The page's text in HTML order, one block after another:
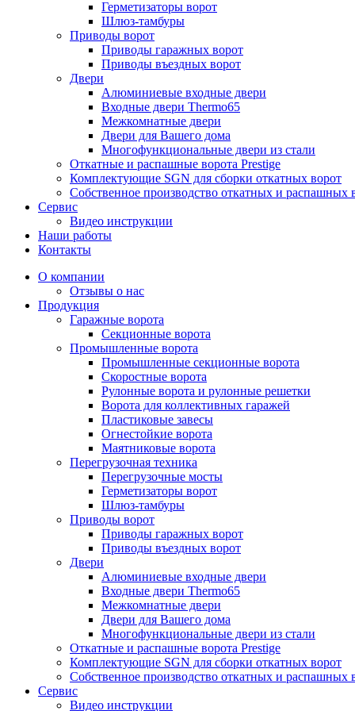
Герметизаторы ворот
Шлюз-тамбуры
Приводы ворот
Приводы гаражных ворот
Приводы въездных ворот
Двери
Алюминиевые входные двери
Входные двери Thermo65
Межкомнатные двери
Двери для Вашего дома
Многофункциональные двери из стали
Откатные и распашные ворота Prestige
Комплектующие SGN для сборки откатных ворот
Собственное производство откатных и распашных
Сервис
Видео инструкции
Наши работы
Контакты
О компании
Отзывы о нас
Продукция
Гаражные ворота
Секционные ворота
Промышленные ворота
Промышленные секционные ворота
Скоростные ворота
Рулонные ворота и рулонные решетки
Ворота для коллективных гаражей
Пластиковые завесы
Огнестойкие ворота
Маятниковые ворота
Перегрузочная техника
Перегрузочные мосты
Герметизаторы ворот
Шлюз-тамбуры
Приводы ворот
Приводы гаражных ворот
Приводы въездных ворот
Двери
Алюминиевые входные двери
Входные двери Thermo65
Межкомнатные двери
Двери для Вашего дома
Многофункциональные двери из стали
Откатные и распашные ворота Prestige
Комплектующие SGN для сборки откатных ворот
Собственное производство откатных и распашных
Сервис
Видео инструкции